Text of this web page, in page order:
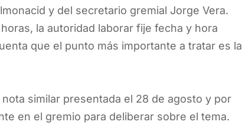
y del secretario gremial Jorge Vera.
la autoridad laborar fije fecha y hora
que el punto más importante a tratar es la
similar presentada el 28 de agosto y por
en el gremio para deliberar sobre el tema.